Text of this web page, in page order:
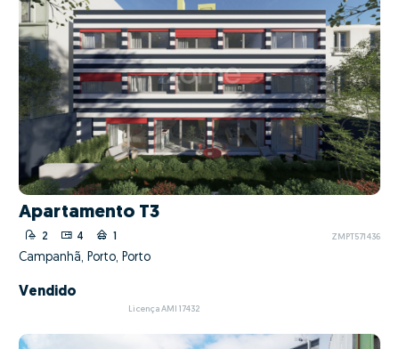
Apartamento T3
2 4 1 ZMPT571436
Campanhã, Porto, Porto
Vendido
Licença AMI 17432